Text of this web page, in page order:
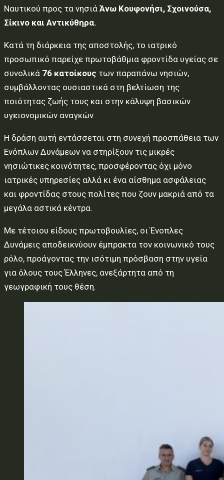
Ναυτικού προς τα νησιά Άνω Κουφονήσι, Σχοινούσα,
Σίκινο και Αντικύθηρα.
Κατά τη διάρκεια της αποστολής, το ιατρικό
προσωπικό παρείχε πρωτοβάθμια φροντίδα υγείας σε
συνολικά 76 κατοίκους των παραπάνω νησιών,
συμβάλλοντας ουσιαστικά στη βελτίωση της
ποιότητας ζωής τους και στην κάλυψη βασικών
υγειονομικών αναγκών.
Η δράση αυτή εντάσσεται στη συνεχή προσπάθεια των
Ενόπλων Δυνάμεων να στηρίξουν τις μικρές
νησιώτικες κοινότητες, προσφέροντας όχι μόνο
ιατρικές υπηρεσίες αλλά κι ένα αίσθημα ασφάλειας
και φροντίδας στους πολίτες που ζουν μακριά από τα
μεγάλα αστικά κέντρα.
Με τέτοιου είδους πρωτοβουλίες, οι Ένοπλες
Δυνάμεις αποδεικνύουν έμπρακτα τον κοινωνικό τους
ρόλο, προάγοντας την ισότιμη πρόσβαση στην υγεία
για όλους τους Έλληνες, ανεξάρτητα από τη
γεωγραφική τους θέση.